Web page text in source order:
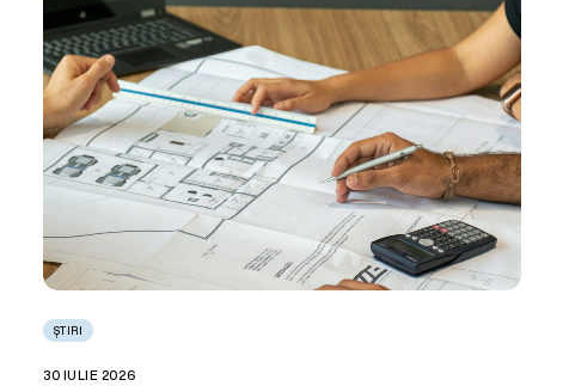
ȘTIRI
30 IULIE 2026